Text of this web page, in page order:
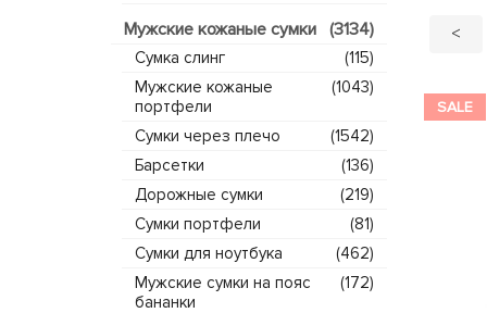
Мужские кожаные сумки (3134)
Сумка слинг
(115)
Мужские кожаные
портфели
(1043)
Сумки через плечо
(1542)
Барсетки
(136)
Дорожные сумки
(219)
Сумки портфели
(81)
Сумки для ноутбука
(462)
Мужские сумки на пояс
бананки
(172)
<
SALE